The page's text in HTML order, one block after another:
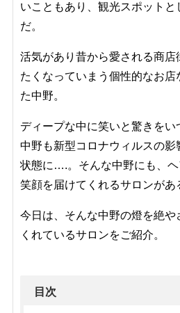
いこともあり、観光スポット
だ。
活気があり昔から愛される商店
たくなっていまう個性的なお
た中野。
ディープな中に笑いと驚きをい
中野も新型コロナウィルスの影
状態に….。そんな中野にも、
笑顔を届けてくれるサロンがあ
今日は、そんな中野の燈を絶や
くれているサロンをご紹介。
目次